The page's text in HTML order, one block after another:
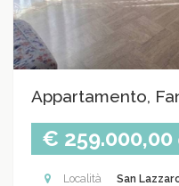
Appartamento,
€ 259.000,00
Località San